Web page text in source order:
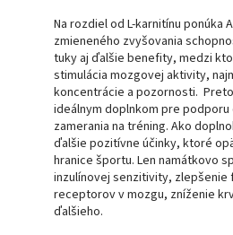
Na rozdiel od L-karnitínu ponúka
zmieneného zvyšovania
tuky aj ďalšie benefity, medzi
stimulácia mozgovej aktivity,
koncentrácie a pozornosti.
ideálnym doplnkom pre
zamerania na tréning. Ako
ďalšie pozitívne účinky, ktoré
hranice športu. Len namátkovo
inzulínovej senzitivity, zlepšenie
receptorov v mozgu, zníženie
ďalšieho.